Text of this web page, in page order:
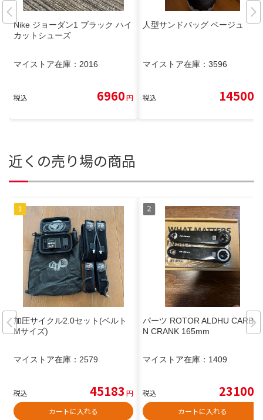
Nike ジョーダン1 ブラック ハイ
カットシューズ
マイストア在庫： 2016
税込 6960円
人型サンドバッグ ベージュ
マイストア在庫： 3596
税込 14500
近くの売り場の商品
加圧サイクル2.0セット(ベルト
Mサイズ)
マイストア在庫： 2579
税込 45183 円
カートに入れる
パーツ ROTOR ALDHU CARBO
N CRANK 165mm
マイストア在庫： 1409
税込 23100
カートに入れる